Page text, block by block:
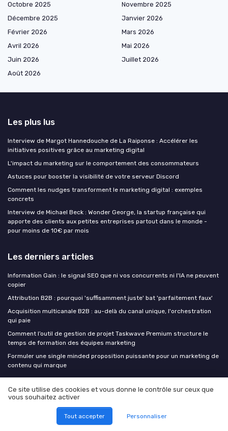
Octobre 2025
Novembre 2025
Décembre 2025
Janvier 2026
Février 2026
Mars 2026
Avril 2026
Mai 2026
Juin 2026
Juillet 2026
Août 2026
Les plus lus
Interview de Margot Hannedouche de La Raiponse : Accélérer les
initiatives positives grâce au marketing digital
L'impact du marketing sur le comportement des consommateurs
Astuces pour booster la visibilité de votre serveur Discord
Comment les nudges transforment le marketing digital : exemples
concrets
Interview de Michael Beck : Wonder George, la startup française qui
apporte des clients aux petites entreprises partout dans le monde -
pour moins de 10€ par mois
Les derniers articles
Information Gain : le signal SEO que ni vos concurrents ni l'IA ne peuvent
copier
Attribution B2B : pourquoi 'suffisamment juste' bat 'parfaitement faux'
Acquisition multicanale B2B : au-delà du canal unique, l'orchestration
qui paie
Comment l’outil de gestion de projet Taskwave Premium structure le
temps de formation des équipes marketing
Formuler une single minded proposition puissante pour un marketing de
contenu qui marque
Digital Marketing
Ce site utilise des cookies et vous donne le contrôle sur ceux que
vous souhaitez activer
Tout accepter Personnaliser